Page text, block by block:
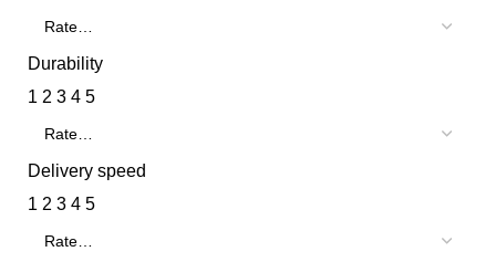
Durability
1 2 3 4 5
Delivery speed
1 2 3 4 5